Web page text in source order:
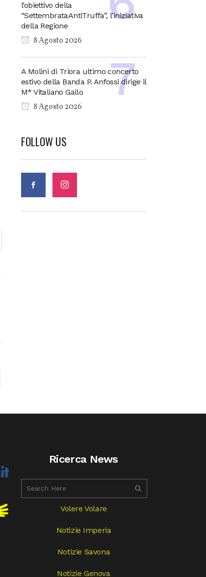
l’obiettivo della
“SettembrataAntiTruffa”, l’iniziativa
della Regione
8 Agosto 2026
A Molini di Triora ultimo concerto
estivo della Banda P. Anfossi dirige il
M* Vitaliano Gallo
8 Agosto 2026
FOLLOW US
Ricerca News
Volere Volare
Notizie Imperia
Notizie Savona
Notizie Genova